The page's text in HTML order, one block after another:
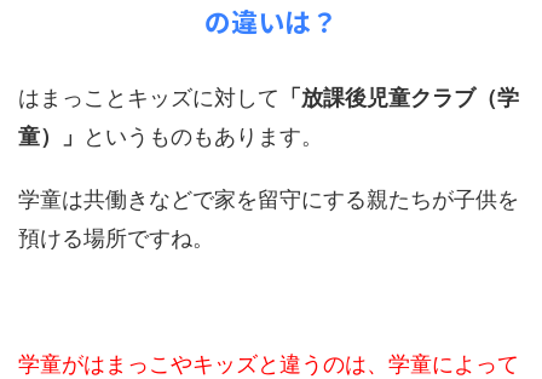
の違いは？
はまっことキッズに対して 「放課後児童クラブ（学
童）」
というものもあります。
学童は共働きなどで家を留守にする親たちが子供を
預ける場所ですね。
学童がはまっこやキッズと違うのは、学童によって